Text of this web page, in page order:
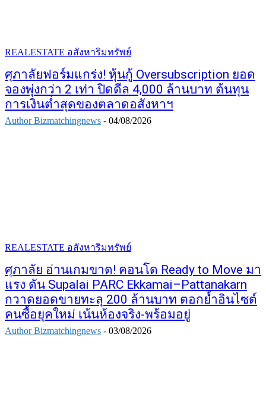
REALESTATE อสังหาริมทรัพย์
ศุภาลัยฟอร์มแกร่ง! หุ้นกู้ Oversubscription ยอด
จองพุ่งกว่า 2 เท่า ปิดดีล 4,000 ล้านบาท ต้นทุน
การเงินต่ำสุดของตลาดอสังหาฯ
Author Bizmatchingnews - 04/08/2026
REALESTATE อสังหาริมทรัพย์
ศุภาลัย อ่านเกมขาด! คอนโด Ready to Move มา
แรง ดัน Supalai PARC Ekkamai–Pattanakarn
กวาดยอดขายทะลุ 200 ล้านบาท ตอกย้ำอินไซต์
คนซื้อยุคใหม่ เน้นห้องจริง-พร้อมอยู่
Author Bizmatchingnews - 03/08/2026